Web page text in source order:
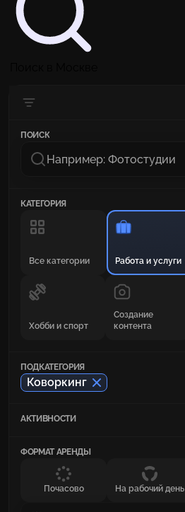
ПОИСК
КАТЕГОРИЯ
Все категории Работа и услуги
Хобби и спорт
Создание
контента
ПОДКАТЕГОРИЯ
Коворкинг
АКТИВНОСТИ
ФОРМАТ АРЕНДЫ
Почасово На рабочий день